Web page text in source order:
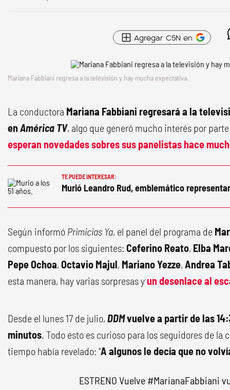
Agregar C5N en
Mariana Fabbiani regresa a la televisión y hay mucha expectativa.
La conductora Mariana Fabbiani regresará a la
en América TV, algo que generó mucho interés por
esperan novedades sobres sus panelistas hace
TE PUEDE INTERESAR:
Murió Leandro Rud, emblemático
Según informó Primicias Ya, el panel del programa de
compuesto por los siguientes: Ceferino Reato, Elba
Pepe Ochoa, Octavio Majul, Mariano Yezze, Andrea
esta manera, hay varias sorpresas yun desenlace al
Desde el lunes 17 de julio, DDMvuelve a partir de las
minutos. Todo esto es curioso para los seguidores de la
tiempo había revelado: "A algunos le decía que no
ESTRENO Vuelve #MarianaFabbiani